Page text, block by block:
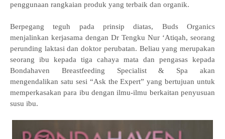
penggunaan rangkaian produk yang terbaik dan organik.
Berpegang teguh pada prinsip diatas, Buds Organics
menjalinkan kerjasama dengan Dr Tengku Nur ‘Atiqah, seorang
perunding laktasi dan doktor perubatan. Beliau yang merupakan
seorang ibu kepada tiga cahaya mata dan pengasas kepada
Bondahaven Breastfeeding Specialist & Spa akan
mengendalikan satu sesi “Ask the Expert” yang bertujuan untuk
memperkasakan para ibu dengan ilmu-ilmu berkaitan penyusuan
susu ibu.